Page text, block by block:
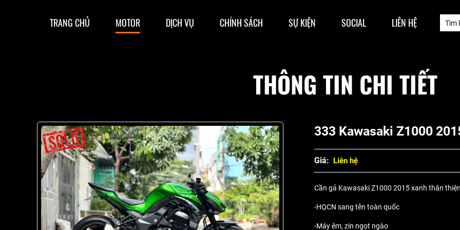
TRANG CHỦ MOTOR DỊCH VỤ CHÍNH SÁCH SỰ KIỆN SOCIAL LIÊN HỆ
THÔNG TIN CHI TIẾT
333 Kawasaki Z1000
Giá: Liên hệ
Cần gả Kawasaki Z1000 2015 xanh thân
-HQCN sang tên toàn quốc
-Máy êm, zin ngọt ngào